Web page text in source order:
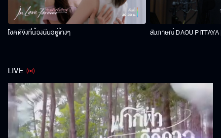
โชคดีจังที่น้องนีนอยู่ข้างๆ สัมภาษณ์ DAOU PITTAYA
LIVE